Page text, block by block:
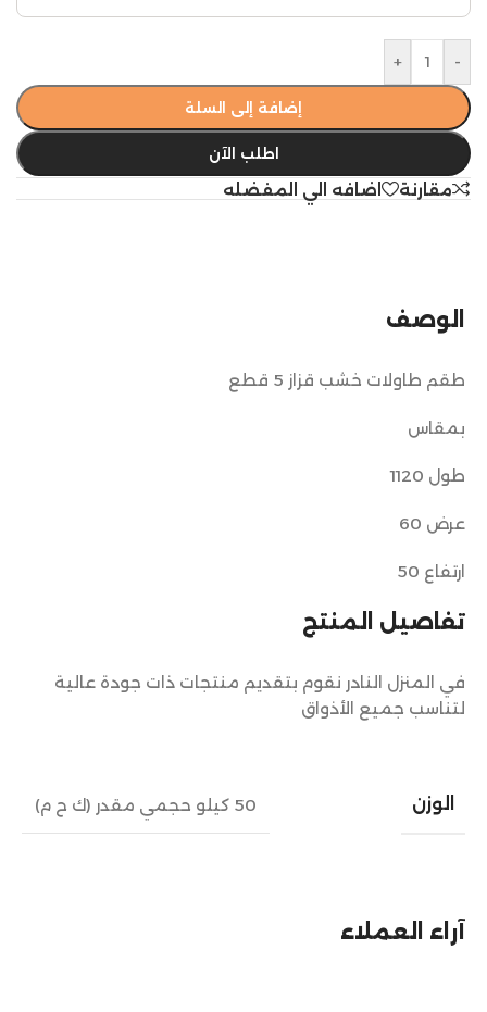
-
+
إضافة إلى السلة
اطلب الآن
مقارنة اضافه الي المفضله
تفاصيل المنتج
في المنزل النادر نقوم بتقديم منتجات ذات جودة عالية
لتناسب جميع الأذواق
الوزن 50 كيلو حجمي مقدر (ك ح م)
الوصف
طقم طاولات خشب قزاز 5 قطع
بمقاس
طول 1120
عرض 60
ارتفاع 50
آراء العملاء